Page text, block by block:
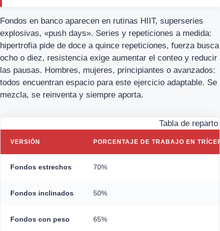
Fondos en banco aparecen en rutinas HIIT, superseries
explosivas, «push days». Series y repeticiones a medida:
hipertrofia pide de doce a quince repeticiones, fuerza busca
ocho o diez, resistencia exige aumentar el conteo y reducir
las pausas. Hombres, mujeres, principiantes o avanzados:
todos encuentran espacio para este ejercicio adaptable. Se
mezcla, se reinventa y siempre aporta.
Tabla de
VERSIÓN PORCENTAJE DE TRABAJO EN
Fondos estrechos 70%
Fondos inclinados 50%
Fondos con peso 65%